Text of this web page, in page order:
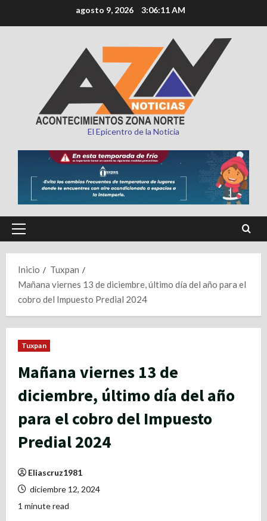
al
agosto 9, 2026 3:06:12 AM
El Epicentro de la Noticia
Menú
Inicio
Tuxpan
Mañana viernes 13 de diciembre, último día del año para el
cobro del Impuesto Predial 2024
Tuxpan
Mañana viernes 13 de
diciembre, último día del año
para el cobro del Impuesto
Predial 2024
Eliascruz1981
diciembre 12, 2024
1 minute read